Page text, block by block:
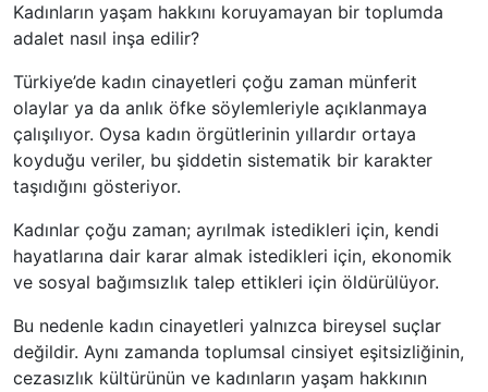
Kadınların yaşam hakkını koruyamayan bir toplumda
adalet nasıl inşa edilir?
Türkiye’de kadın cinayetleri çoğu zaman münferit
olaylar ya da anlık öfke söylemleriyle açıklanmaya
çalışılıyor. Oysa kadın örgütlerinin yıllardır ortaya
koyduğu veriler, bu şiddetin sistematik bir karakter
taşıdığını gösteriyor.
Kadınlar çoğu zaman; ayrılmak istedikleri için, kendi
hayatlarına dair karar almak istedikleri için, ekonomik
ve sosyal bağımsızlık talep ettikleri için öldürülüyor.
Bu nedenle kadın cinayetleri yalnızca bireysel suçlar
değildir. Aynı zamanda toplumsal cinsiyet eşitsizliğinin,
cezasızlık kültürünün ve kadınların yaşam hakkının